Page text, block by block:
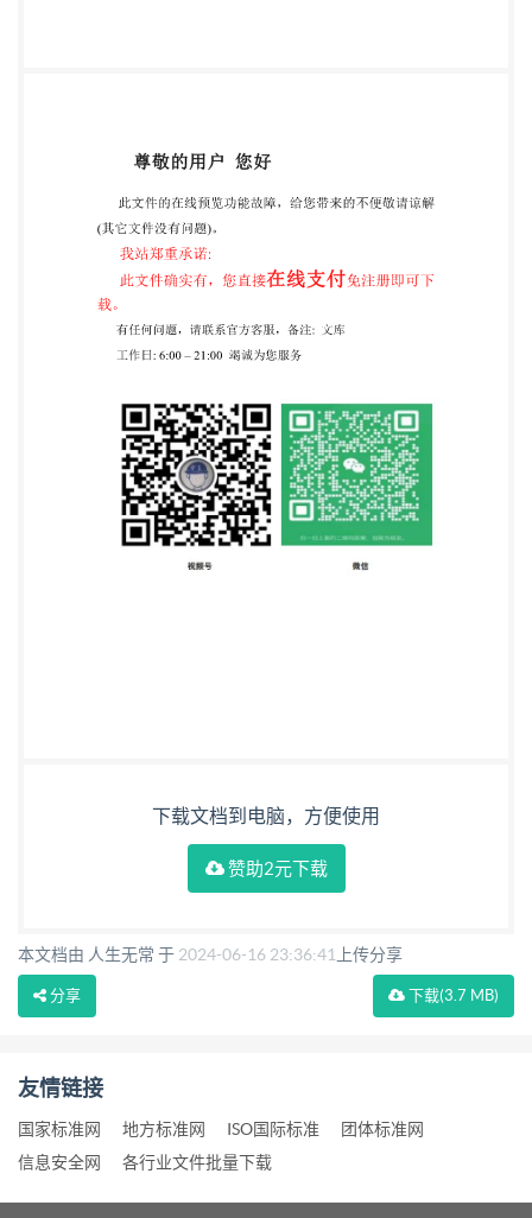
下载文档到电脑，方便使用
赞助2元下载
本文档由 人生无常 于 2024-06-16 23:36:41 上传分享
下载(3.7 MB)
分享
友情链接
国家标准网 地方标准网 ISO国际标准
团体标准网
信息安全网
各行业文件批量下载